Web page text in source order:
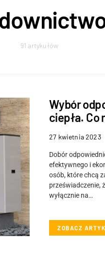
91 artykułów
Wybór
ciepła. Co
27 kwietnia 2023
Dobór
efektywnego i
osób, które chcą
przeświadczenie,
wyłącznie na…
ZOBACZ